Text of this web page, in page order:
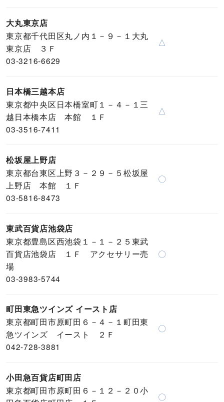
大丸東京店
東京都千代田区丸ノ内１－９－１大丸
東京店 ３Ｆ
03-3216-6629
△
日本橋三越本店
東京都中央区日本橋室町１－４－１三
越日本橋本店 本館 １Ｆ
03-3516-7411
△
松坂屋上野店
東京都台東区上野３－２９－５松坂屋
上野店 本館 １Ｆ
03-5816-8473
〇
東武百貨店池袋店
東京都豊島区西池袋１－１－２５東武
百貨店池袋店 １Ｆ アクセサリー売
場
03-3983-5744
〇
町田東急ツインズ イースト店
東京都町田市原町田６－４－１町田東
急ツインズ イースト ２Ｆ
042-728-3881
〇
小田急百貨店町田店
東京都町田市原町田６－１２－２０小
〇